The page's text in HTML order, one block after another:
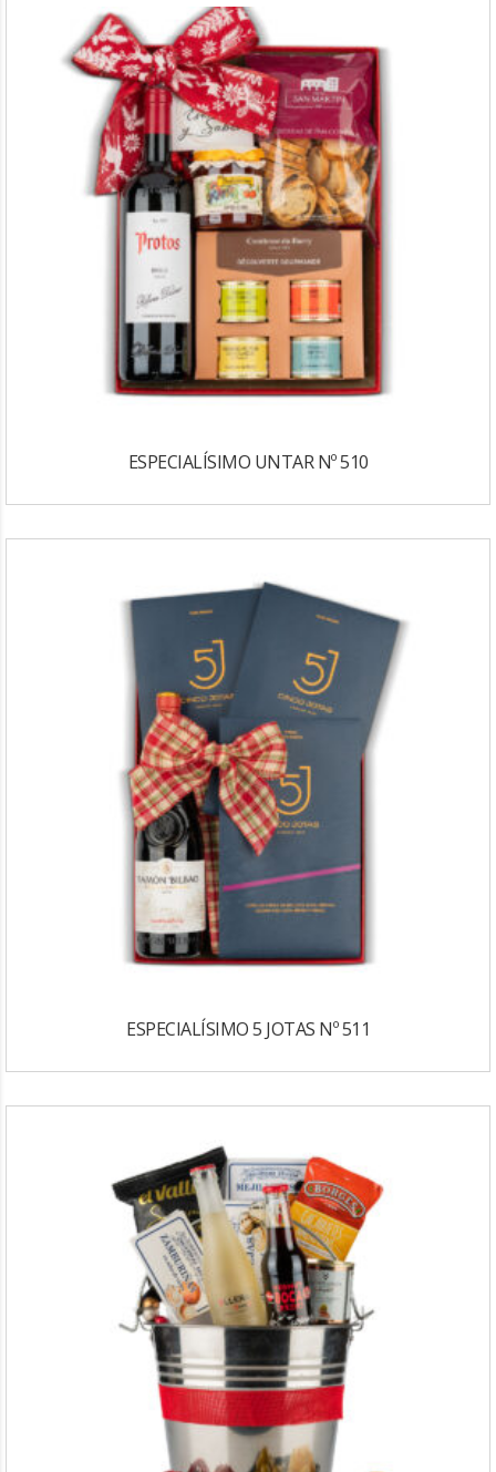
ESPECIALÍSIMO UNTAR Nº 510
ESPECIALÍSIMO 5 JOTAS Nº 511